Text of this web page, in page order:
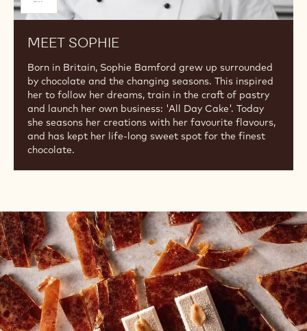
Sie
MEET SOPHIE
Born in Britain, Sophie Bamford grew up surrounded
by chocolate and the changing seasons. This inspired
her to follow her dreams, train in the craft of pastry
and launch her own business: 'All Day Cake'. Today
she seasons her creations with her favourite flavours,
and has kept her life-long sweet spot for the finest
chocolate.
Sophie